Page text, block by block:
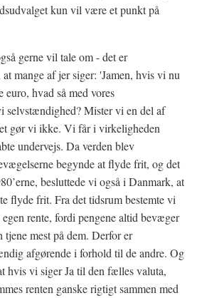
kun vil være et punkt på
gerne vil tale om - det er
mange af jer siger: 'Jamen, hvis vi nu
euro, hvad så med vores
selvstændighed? Mister vi en del af
gør vi ikke. Vi får i virkeligheden
undervejs. Da verden blev
begynde at flyde frit, og det
besluttede vi også i Danmark, at
flyde frit. Fra det tidsrum bestemte vi
rente, fordi pengene altid bevæger
tjene mest på dem. Derfor er
afgørende i forhold til de andre. Og
hvis vi siger Ja til den fælles valuta,
renten ganske rigtigt sammen med